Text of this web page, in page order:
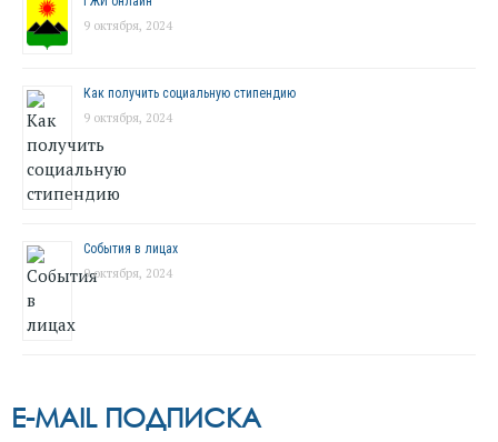
9 октября, 2024
Как получить социальную стипендию
9 октября, 2024
События в лицах
9 октября, 2024
E-MAIL ПОДПИСКА